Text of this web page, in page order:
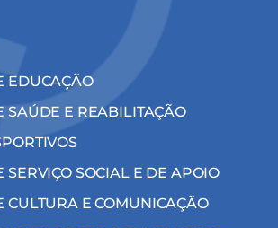
EDUCAÇÃO
SAÚDE E REABILITAÇÃO
SERVIÇO SOCIAL E DE APOIO
CULTURA E COMUNICAÇÃO